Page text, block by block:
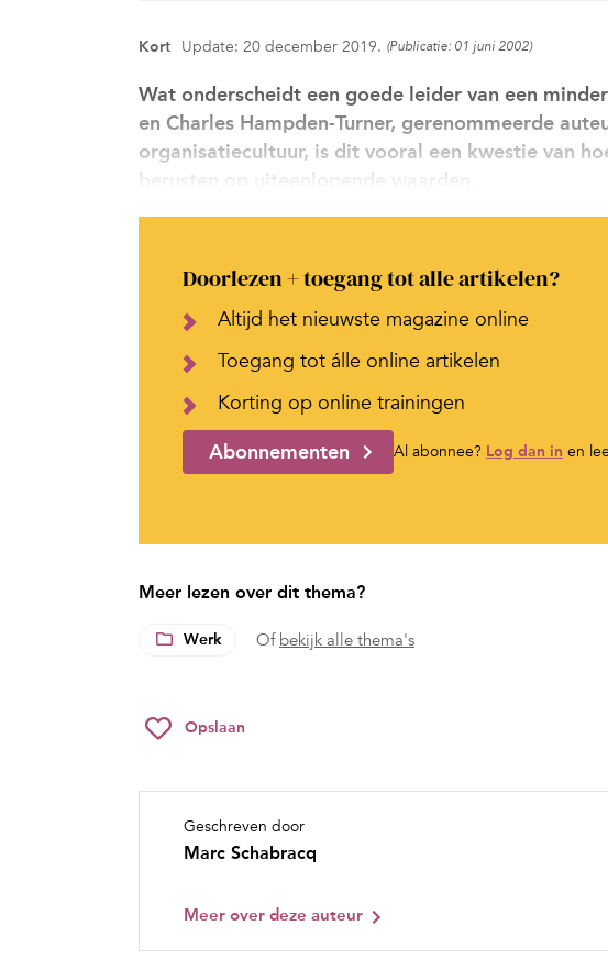
Kort Update: 20 december 2019. (Publicatie: 01 juni 2002)
Wat onderscheidt een goede leider van een
en Charles Hampden-Turner, gerenommeerde
organisatiecultuur, is dit vooral een kwestie van
berusten op uiteenlopende waarden.
Doorlezen + toegang tot alle artikelen?
Altijd het nieuwste magazine online
Toegang tot álle online artikelen
Korting op online trainingen
Abonnementen Al abonnee? Log dan in en
Meer lezen over dit thema?
Werk Of bekijk alle thema's
Opslaan
Geschreven door
Marc Schabracq
Meer over deze auteur